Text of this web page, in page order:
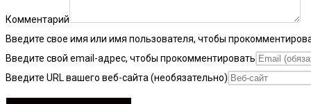
Комментарий
Введите свое имя или имя пользователя, чтобы
Введите свой email-адрес, чтобы прокомментировать
Введите URL вашего веб-сайта (необязательно)